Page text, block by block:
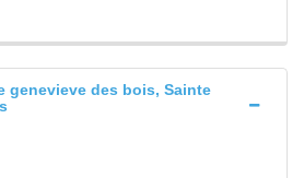
genevieve des bois, Sainte